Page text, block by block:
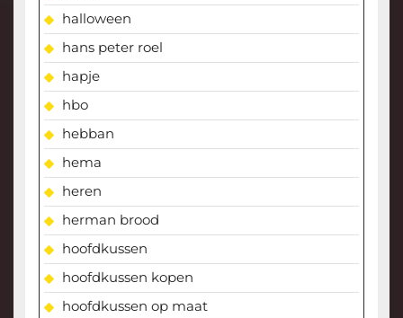
halloween
hans peter roel
hapje
hbo
hebban
hema
heren
herman brood
hoofdkussen
hoofdkussen kopen
hoofdkussen op maat